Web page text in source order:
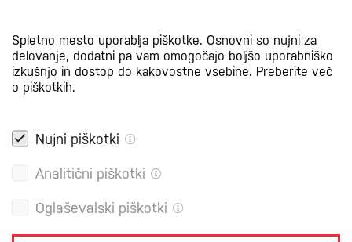
Spletno mesto uporablja piškotke. Osnovni so nujni za
delovanje, dodatni pa vam omogočajo boljšo uporabniško
izkušnjo in dostop do kakovostne vsebine. Preberite več
o piškotkih.
Nujni piškotki
Analitični piškotki
Oglaševalski piškotki